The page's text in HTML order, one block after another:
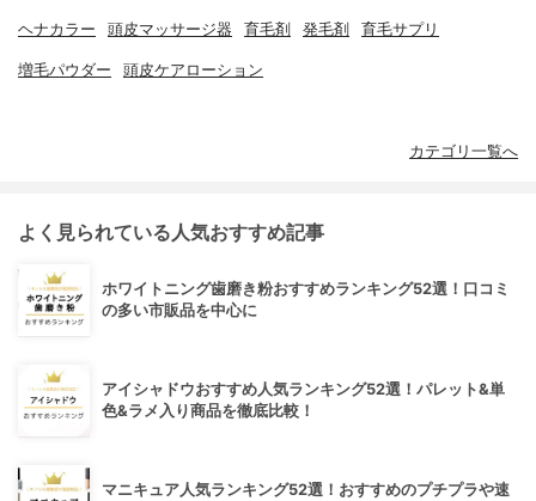
ヘナカラー 頭皮マッサージ器 育毛剤 発毛剤 育毛サプリ
増毛パウダー 頭皮ケアローション
カテゴリ一覧へ
よく見られている人気おすすめ記事
ホワイトニング歯磨き粉おすすめランキング52選！口コミ
の多い市販品を中心に
アイシャドウおすすめ人気ランキング52選！パレット&単
色&ラメ入り商品を徹底比較！
マニキュア人気ランキング52選！おすすめのプチプラや速